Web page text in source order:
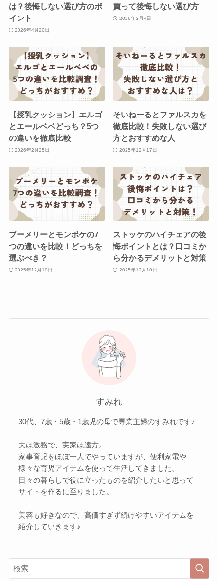
は？後悔しない選び方のポ
イント
2026年4月20日
買って後悔しない選び方
2026年3月4日
【授乳クッション】エルゴ
とエールベベどっち？5つ
の違いを徹底比較
2026年2月25日
そいねーるとファルスカを
徹底比較！失敗しない選び
方とおすすめな人
2025年12月17日
プーメリーとモンポケの7
つの違いを比較！どっちを
選ぶべき？
2025年12月10日
ストッケのハイチェアの後
悔ポイントとは？口コミか
ら分かるデメリットと対策
2025年12月10日
すみれ
30代、7歳・5歳・1歳児の母で専業主婦のすみれです♪
夫は激務で、実家は遠方。
家事育児をほぼ一人でやっていますが、便利家電や
様々な育児アイテムを使って生活してきました。
日々の暮らしで役に立ったものを紹介したいと思って
サイトを作るに至りました。
美容も好きなので、高価すぎず続けやすいアイテムを
紹介していきます♪